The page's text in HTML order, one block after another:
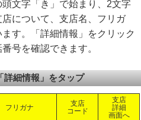
文字「き」で始まり、2文字
について、支店名、フリガ
す。「詳細情報」をクリック
号を確認できます。
詳細情報」をタップ
フリガナ
支店
コード
支店
詳細
画面へ